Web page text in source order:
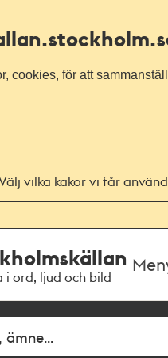
cookies, för att
vilka kakor vi får
i ord, ljud och bild